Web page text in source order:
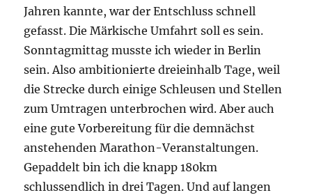
Jahren kannte, war der Entschluss schnell
gefasst. Die Märkische Umfahrt soll es sein.
Sonntagmittag musste ich wieder in Berlin
sein. Also ambitionierte dreieinhalb Tage, weil
die Strecke durch einige Schleusen und Stellen
zum Umtragen unterbrochen wird. Aber auch
eine gute Vorbereitung für die demnächst
anstehenden Marathon-Veranstaltungen.
Gepaddelt bin ich die knapp 180km
schlussendlich in drei Tagen. Und auf langen